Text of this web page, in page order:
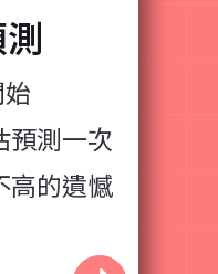
預測一次
高的遺憾